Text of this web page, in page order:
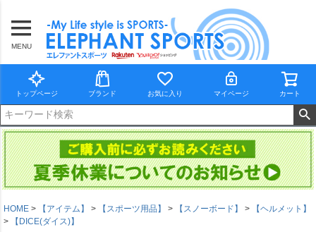
MENU
トップページ ブランド お気に入り マイページ カート
HOME 【アイテム】 【スポーツ用品】 【スノーボード】
【ヘルメット】
【DICE(ダイス)】